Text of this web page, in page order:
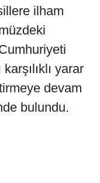
ilham
yarar
devam
bulundu.